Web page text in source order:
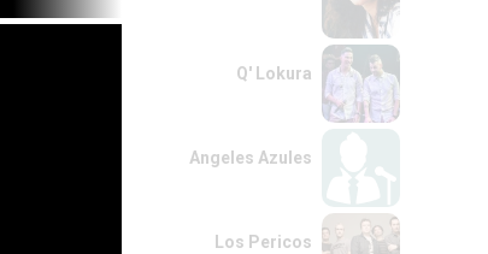
Q' Lokura
Angeles Azules
Los Pericos